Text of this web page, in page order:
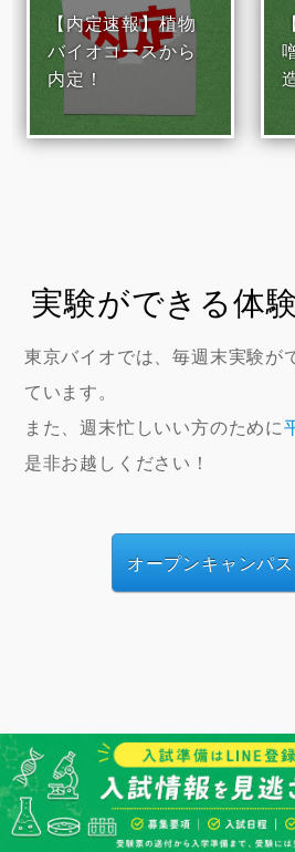
【内定速報】植物
バイオコースから
内定！
実験ができる体
東京バイオでは、毎週末実験が
ています。
また、週末忙しいい方のために
是非お越しください！
オープンキャンパ